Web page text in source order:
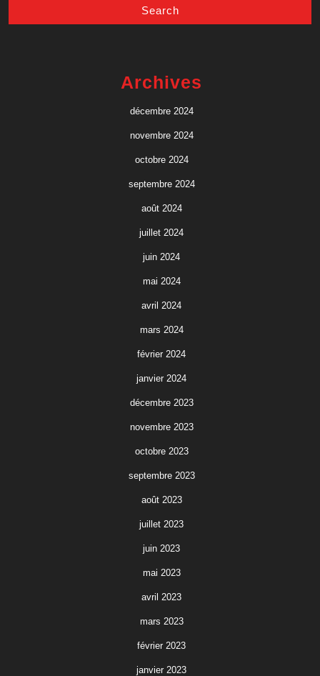
Archives
décembre 2024
novembre 2024
octobre 2024
septembre 2024
août 2024
juillet 2024
juin 2024
mai 2024
avril 2024
mars 2024
février 2024
janvier 2024
décembre 2023
novembre 2023
octobre 2023
septembre 2023
août 2023
juillet 2023
juin 2023
mai 2023
avril 2023
mars 2023
février 2023
janvier 2023